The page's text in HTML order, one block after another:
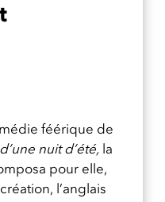
féérique de
nuit d’été, la
pour elle,
l’anglais